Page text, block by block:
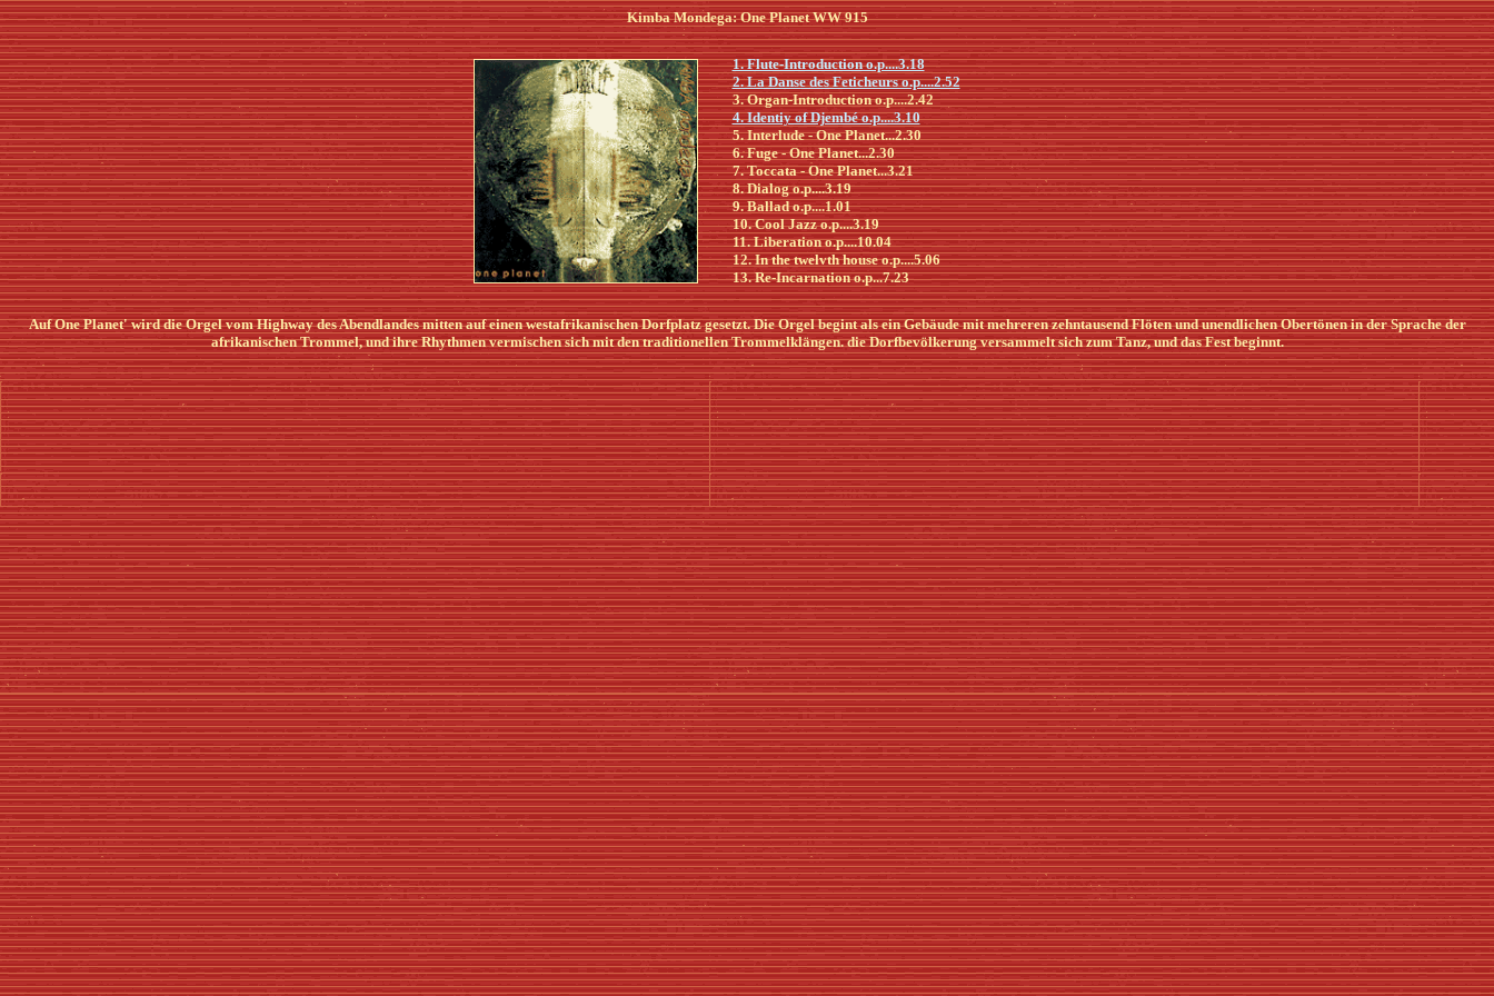
Kimba Mondega: One Planet WW 915
1. Flute-Introduction o.p....3.18
2. La Danse des Feticheurs o.p....2.52
3. Organ-Introduction o.p....2.42
4. Identiy of Djembé o.p....3.10
5. Interlude - One Planet...2.30
6. Fuge - One Planet...2.30
7. Toccata - One Planet...3.21
8. Dialog o.p....3.19
9. Ballad o.p....1.01
10. Cool Jazz o.p....3.19
11. Liberation o.p....10.04
12. In the twelvth house o.p....5.06
13. Re-Incarnation o.p...7.23
Auf One Planet' wird die Orgel vom Highway des Abendlandes mitten auf einen westafrikanischen Dorfplatz gesetzt. Die Orgel begint als ein Gebäude mit mehreren zehntausend Flöten und unendlichen Obertönen in der Sprache der
afrikanischen Trommel, und ihre Rhythmen vermischen sich mit den traditionellen Trommelklängen. die Dorfbevölkerung versammelt sich zum Tanz, und das Fest beginnt.